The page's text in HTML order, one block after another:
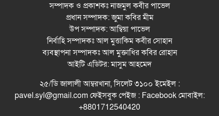
ইসলাম বলেছেন
সিলেটে গ্যাস সংকট নিয়ে যা বলল
জালালাবাদ
অঙ্গীকারে নতুন দিগন্তে মেট্রোপলিটন
ইউনিভার্সিটি রিসার্চ সোসাইটি
সম্পাদক ও প্রকাশকঃ নাজমুল কবীর পাভেল
প্রধান সম্পাদক: জুমা কবির মীম
উপ সম্পাদক: আম্বিয়া পাভেল
নির্বাহি সম্পাদকঃ আল মুত্তাকিম কবীর সোহান
ব্যবস্থাপনা সম্পাদকঃ আল মুক্তাধির কবির রোহান
আইটি এডিটর: মাসুম আহমেদ
২৫/ডি জালালী আম্বরখানা, সিলেট ৩১০০ ইমেইল :
pavel.syl@gmail.com ফেইসবুক পেইজ : Facebook মোবাইল:
+8801712540420